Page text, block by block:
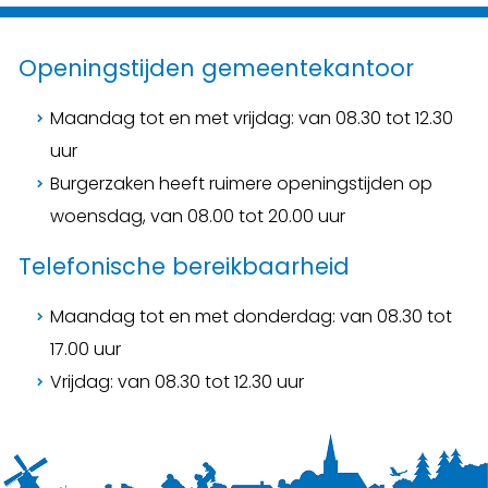
Openingstijden gemeentekantoor
Maandag tot en met vrijdag: van 08.30 tot 12.30
uur
Burgerzaken heeft ruimere openingstijden op
woensdag, van 08.00 tot 20.00 uur
Telefonische bereikbaarheid
Maandag tot en met donderdag: van 08.30 tot
17.00 uur
Vrijdag: van 08.30 tot 12.30 uur